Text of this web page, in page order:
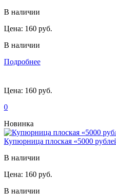
В наличии
Цена: 160 руб.
В наличии
Подробнее
Цена: 160 руб.
0
Новинка
Купюрница плоская «5000
В наличии
Цена: 160 руб.
В наличии